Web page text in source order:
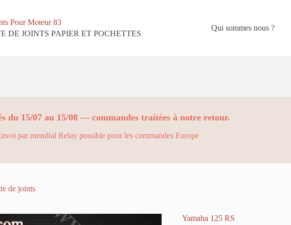
Pour Moteur 83
DE JOINTS PAPIER ET POCHETTES
Qui sommes nous ?
du 15/07 au 15/08 — commandes traitées à notre retour.
par mondial Relay possible pour les commandes Europe
de joints
Yamaha 125 RS